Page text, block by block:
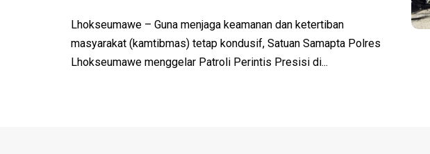
Lhokseumawe – Guna menjaga keamanan dan ketertiban
masyarakat (kamtibmas) tetap kondusif, Satuan Samapta Polres
Lhokseumawe menggelar Patroli Perintis Presisi di...